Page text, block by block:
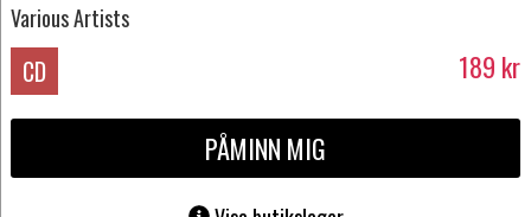
Various Artists
CD 189 kr
PÅMINN MIG